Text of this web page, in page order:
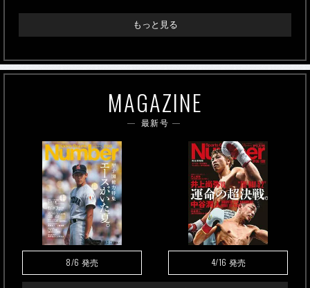
もっと見る
MAGAZINE
最新号
8/6 発売 4/16 発売